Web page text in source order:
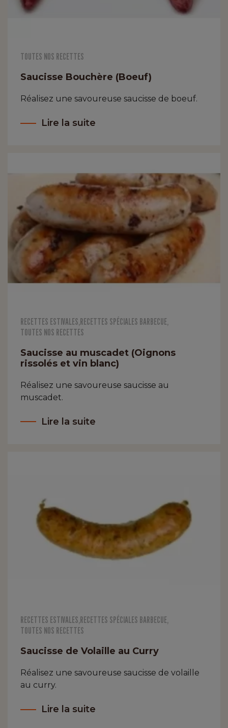
TOUTES NOS RECETTES
Saucisse Bouchère (Boeuf)
Réalisez une savoureuse saucisse de boeuf.
Lire la suite
RECETTES ESTIVALES RECETTES SPÉCIALES BARBECUE
TOUTES NOS RECETTES
Saucisse au muscadet (Oignons
rissolés et vin blanc)
Réalisez une savoureuse saucisse au
muscadet.
Lire la suite
RECETTES ESTIVALES,RECETTES SPÉCIALES BARBECUE,
TOUTES NOS RECETTES
Saucisse de Volaille au Curry
Réalisez une savoureuse saucisse de volaille
au curry.
Lire la suite